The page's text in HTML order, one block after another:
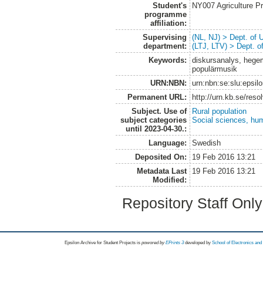
Student's
programme
affiliation:
NY007 Agriculture
Supervising
department:
(NL, NJ) > Dept. of
(LTJ, LTV) > Dept.
Keywords:
diskursanalys,
populärmusik
URN:NBN:
Permanent URL:
http://urn.kb.se/
Subject. Use of
subject categories
until 2023-04-30.:
Rural population
Social sciences,
Language:
Swedish
Deposited On:
19 Feb 2016 13:21
Metadata Last
Modified:
19 Feb 2016 13:21
Repository Staff
Epsilon Archive for Student Projects is powored byEPrints 3 developed by School of Electronics